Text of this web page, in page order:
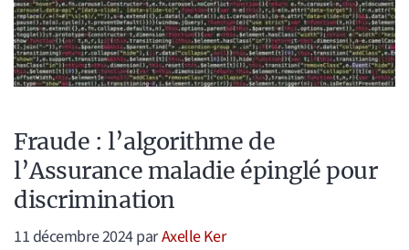
Fraude : l’algorithme de
l’Assurance maladie épinglé pour
discrimination
11 décembre 2024parAxelle Ker